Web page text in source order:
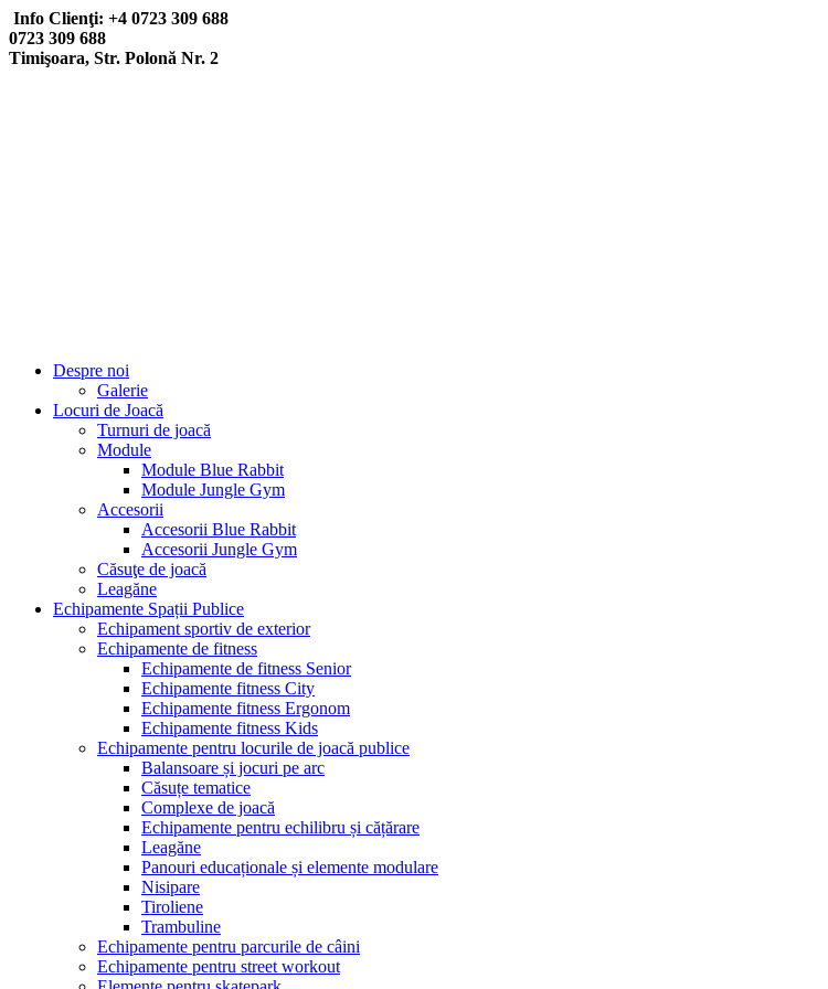
Info Clienţi: +4 0723 309 688
0723 309 688
Timişoara, Str. Polonă Nr. 2
Despre noi
Galerie
Locuri de Joacă
Turnuri de joacă
Module
Module Blue Rabbit
Module Jungle Gym
Accesorii
Accesorii Blue Rabbit
Accesorii Jungle Gym
Căsuţe de joacă
Leagăne
Echipamente Spații Publice
Echipament sportiv de exterior
Echipamente de fitness
Echipamente de fitness Senior
Echipamente fitness City
Echipamente fitness Ergonom
Echipamente fitness Kids
Echipamente pentru locurile de joacă publice
Balansoare și jocuri pe arc
Căsuțe tematice
Complexe de joacă
Echipamente pentru echilibru și cățărare
Leagăne
Panouri educaționale și elemente modulare
Nisipare
Tiroliene
Trambuline
Echipamente pentru parcurile de câini
Echipamente pentru street workout